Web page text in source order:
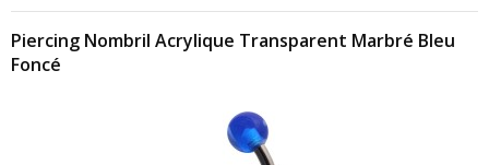
Piercing Nombril Acrylique Transparent Marbré Bleu
Foncé